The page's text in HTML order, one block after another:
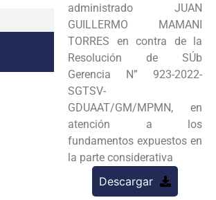
administrado JUAN
GUILLERMO MAMANI
TORRES en contra de la
Resolución de SÚb
Gerencia N” 923-2022-
SGTSV-
GDUAAT/GM/MPMN, en
atención a los
fundamentos expuestos en
la parte considerativa
Descargar